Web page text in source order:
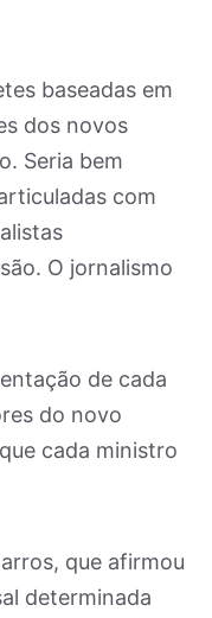
baseadas em
dos novos
Seria bem
com
O jornalismo
de cada
do novo
cada ministro
que afirmou
determinada